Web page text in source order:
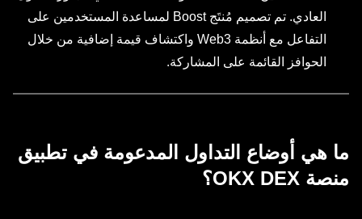
العادي. تم تصميم مُنتَج Boost لمساعدة المستخدمين على
التفاعل مع أنظمة Web3 واكتشاف قيمة إضافية من خلال
الحوافز القائمة على المشاركة.
ما هي أوضاع التداول المدعومة في تطبيق
منصة OKX DEX؟